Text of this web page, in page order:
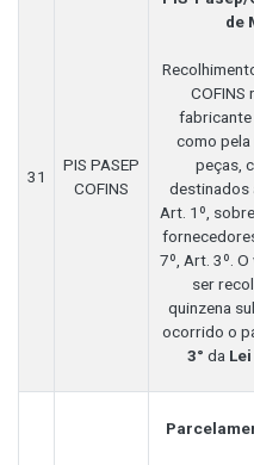
31
PIS PASEP
COFINS
de
COFINS
fabricante
como
peças,
destinados
Art. 1º,
7º, Art. 3º.
ser
quinzena
ocorrido o
3° da